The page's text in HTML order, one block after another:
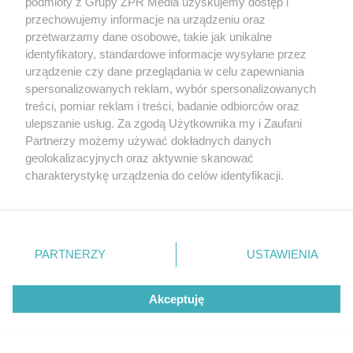
rok zbiory będą obfite
ZOBACZ WIĘCEJ
przechowujemy informacje na urządzeniu oraz
przetwarzamy dane osobowe, takie jak unikalne
identyfikatory, standardowe informacje wysyłane przez
urządzenie czy dane przeglądania w celu zapewniania
spersonalizowanych reklam, wybór spersonalizowanych
treści, pomiar reklam i treści, badanie odbiorców oraz
ulepszanie usług. Za zgodą Użytkownika my i Zaufani
Partnerzy możemy używać dokładnych danych
geolokalizacyjnych oraz aktywnie skanować
charakterystykę urządzenia do celów identyfikacji.
zmienić/wycofać klikając przycisk ustawień prywatności
znajdujący się w lewym dolnym rogu strony
rodzaje przetwarzania danych nie wymagają zgody
użytkownika, ale masz prawo sprzeciwić się takiemu
przetwarzaniu. Preferencje będą miały zastosowanie tylko
PARTNERZY USTAWIENIA
Akceptuję